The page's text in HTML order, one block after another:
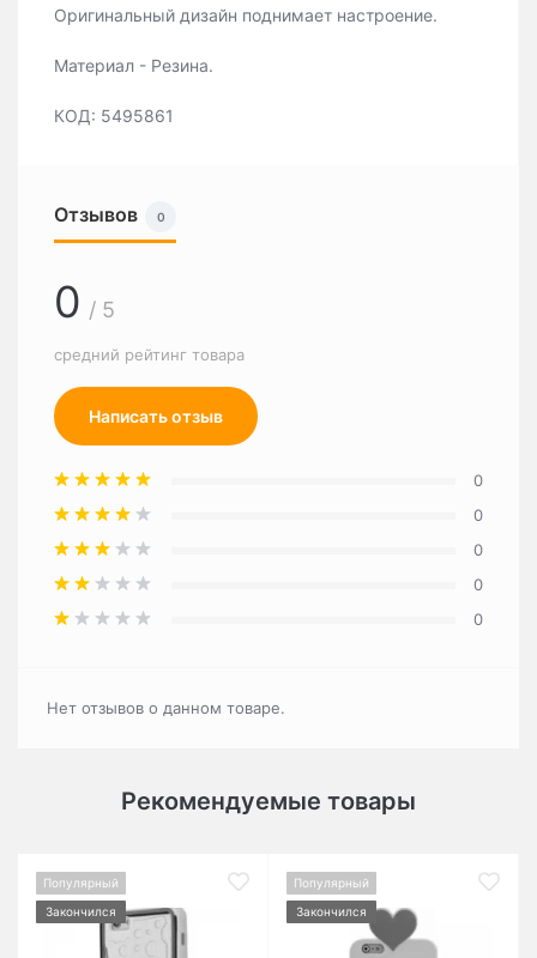
Оригинальный дизайн поднимает настроение.
Материал - Резина.
КОД: 5495861
Отзывов 0
0 / 5
средний рейтинг товара
Написать отзыв
0
0
0
0
0
Нет отзывов о данном товаре.
Рекомендуемые товары
Популярный
Закончился
Популярный
Закончился